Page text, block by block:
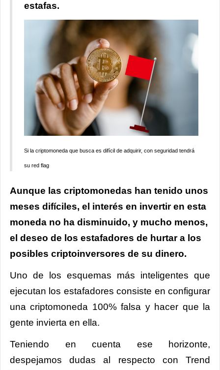
estafas.
Si la criptomoneda que busca es difícil de adquirir, con seguridad tendrá
su red flag
Aunque las criptomonedas han tenido unos
meses difíciles, el interés en invertir en esta
moneda no ha disminuido, y mucho menos,
el deseo de los estafadores de hurtar a los
posibles criptoinversores de su dinero.
Uno de los esquemas más inteligentes que
ejecutan los estafadores consiste en configurar
una criptomoneda 100% falsa y hacer que la
gente invierta en ella.
Teniendo en cuenta ese horizonte,
despejamos dudas al respecto con Trend